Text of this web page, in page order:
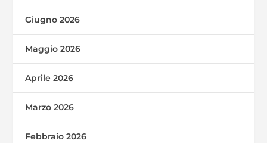
Giugno 2026
Maggio 2026
Aprile 2026
Marzo 2026
Febbraio 2026